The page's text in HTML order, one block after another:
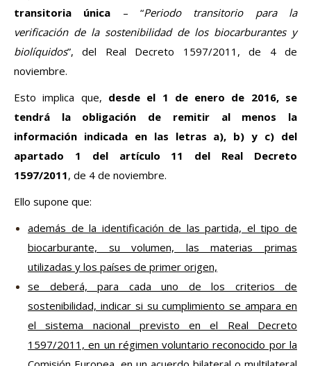
transitoria única – “Periodo transitorio para la
verificación de la sostenibilidad de los biocarburantes y
biolíquidos”, del Real Decreto 1597/2011, de 4 de
noviembre.
Esto implica que, desde el 1 de enero de 2016, se
tendrá la obligación de remitir al menos la
información indicada en las letras a), b) y c) del
apartado 1 del artículo 11 del Real Decreto
1597/2011, de 4 de noviembre.
Ello supone que:
además de la identificación de las partida, el tipo de
biocarburante, su volumen, las materias primas
utilizadas y los países de primer origen,
se deberá, para cada uno de los criterios de
sostenibilidad, indicar si su cumplimiento se ampara en
el sistema nacional previsto en el Real Decreto
1597/2011, en un régimen voluntario reconocido por la